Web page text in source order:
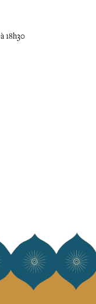
18h30